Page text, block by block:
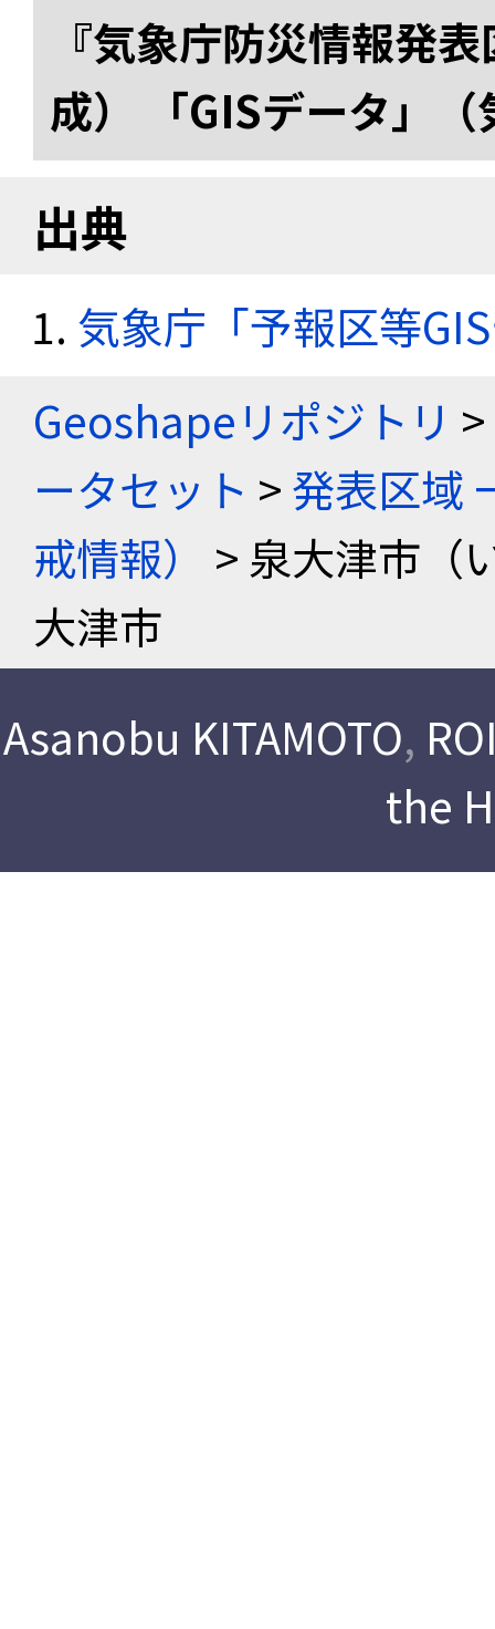
『気象庁防災情報発
成） 「GISデータ」
出典
気象庁「予報区等
Geoshapeリポジトリ >
ータセット >発表区域
戒情報）
> 泉大津市（
大津市
Asanobu KITAMOTO,
the